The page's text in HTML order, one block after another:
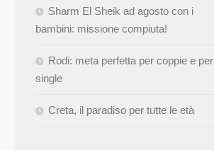
Sharm El Sheik ad agosto con i
bambini: missione compiuta!
Rodi: meta perfetta per coppie e per
single
Creta, il paradiso per tutte le età